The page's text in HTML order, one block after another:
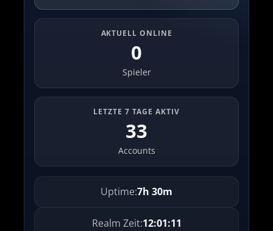
AKTUELL ONLINE
0
Spieler
LETZTE 7 TAGE AKTIV
33
Accounts
Uptime:7h 30m
Realm Zeit:12:01:11